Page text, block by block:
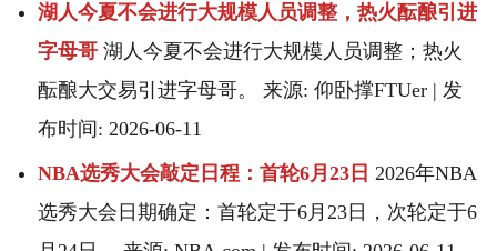
湖人今夏不会进行大规模人员调整，热火酝酿引进
字母哥 湖人今夏不会进行大规模人员调整；热火
酝酿大交易引进字母哥。 来源: 仰卧撑FTUer | 发
布时间: 2026-06-11
NBA选秀大会敲定日程：首轮6月23日 2026年NBA
选秀大会日期确定：首轮定于6月23日，次轮定于6